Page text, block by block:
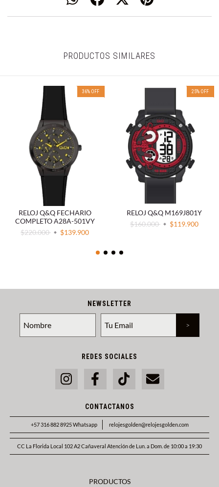
PRODUCTOS SIMILARES
36% OFF
RELOJ Q&Q FECHARIO
COMPLETO A28A-501VY
$220.000
$139.900
25% OFF
RELOJ Q&Q M169J801Y
$160.000
$119.900
NEWSLETTER
REDES SOCIALES
CONTACTANOS
+57 316 882 8925 Whatsapp relojesgolden@relojesgolden.com
CC La Florida Local 102 A2 Cañaveral Atención de Lun. a Dom. de 10:00 a 19:30
PRODUCTOS